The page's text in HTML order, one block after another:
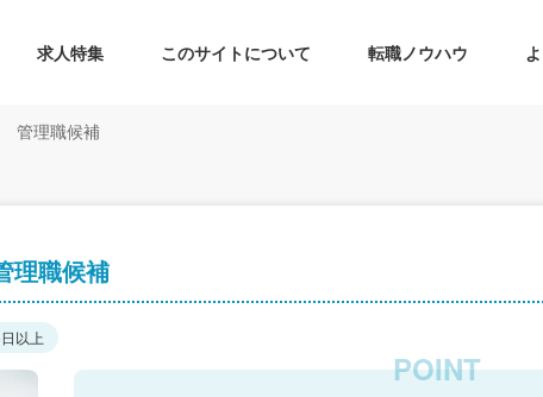
求人特集 このサイトについて 転職ノウハウ
管理職候補
理職候補
以上